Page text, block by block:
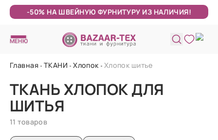
-50% НА ШВЕЙНУЮ ФУРНИТУРУ ИЗ НАЛИЧИЯ!
МЕНЮ
Главная ТКАНИ Хлопок Хлопок шитье
ТКАНЬ ХЛОПОК ДЛЯ
ШИТЬЯ
11 товаров